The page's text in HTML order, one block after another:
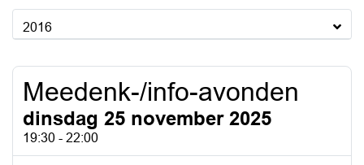
2016
Meedenk-/info-avonden
dinsdag 25 november 2025
19:30 - 22:00